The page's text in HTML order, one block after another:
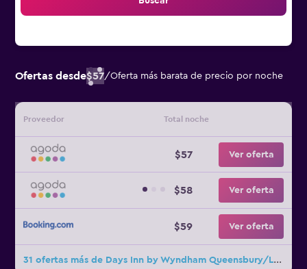
Ofertas desde$57/Oferta más barata de precio por noche
Proveedor Total noche
$57 Ver oferta
$58 Ver oferta
$59 Ver oferta
31 ofertas más de Days Inn by Wyndham Queensbury/Lake George